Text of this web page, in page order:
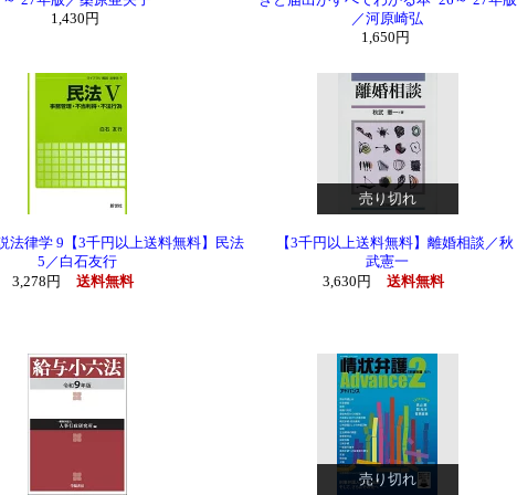
1,430円
／河原崎弘
1,650円
売り切れ
法律学 9【3千円以上送料無料】民法
5／白石友行
3,278円
送料無料
【3千円以上送料無料】離婚相談／秋
武憲一
3,630円
送料無料
売り切れ